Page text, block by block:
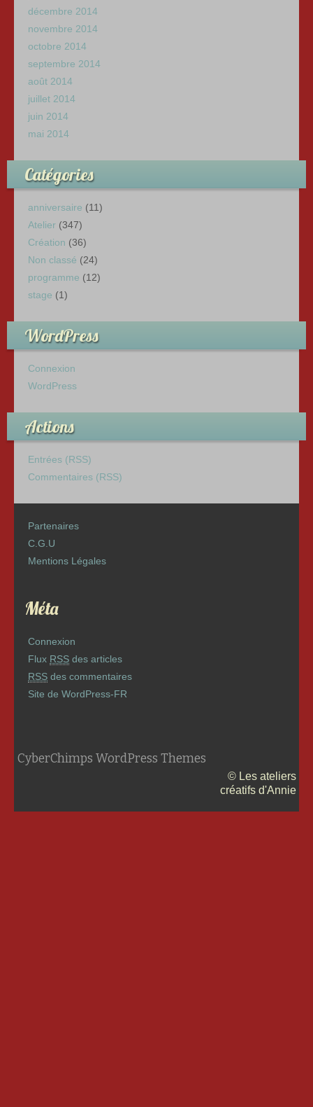
décembre 2014
novembre 2014
octobre 2014
septembre 2014
août 2014
juillet 2014
juin 2014
mai 2014
Catégories
anniversaire (11)
Atelier (347)
Création (36)
Non classé (24)
programme (12)
stage (1)
WordPress
Connexion
WordPress
Actions
Entrées (RSS)
Commentaires (RSS)
Partenaires
C.G.U
Mentions Légales
Méta
Connexion
Flux RSS des articles
RSS des commentaires
Site de WordPress-FR
CyberChimps WordPress Themes
© Les ateliers
créatifs d'Annie